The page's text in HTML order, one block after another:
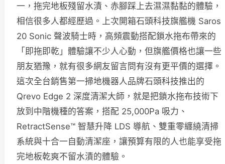
一，拖完地板殘留水漬、赤腳踩上去濕濕黏黏的體驗，
相信很多人都經歷過。上次開箱石頭科技旗艦機 Saros
20 Sonic 聲波騎士時，高頻震動搭配鎖水拖布帶來的
「即拖即乾」體驗讓不少人心動，但旗艦價格也讓一些
朋友猶豫，就有很多網友留言問有沒有更平價的選擇。
這次全台銷售第一掃地機器人品牌石頭科技推出的
Qrevo Edge 2 深度清潔大師，就是把鎖水拖布技術下
放到中階機種的答案，搭配 25,000Pa 吸力、
RetractSense™ 智慧升降 LDS 導航、雙重零纏繞清掃
系統與十合一自動清潔座，讓預算有限的人也能享受拖
完地板乾爽不留水漬的體驗。